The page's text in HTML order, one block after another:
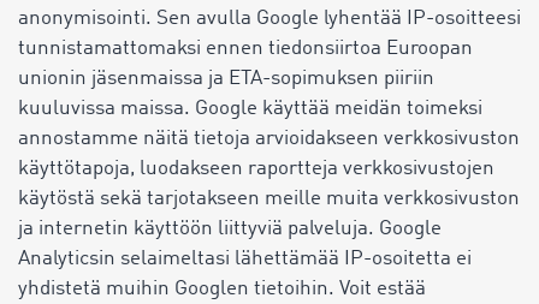
anonymisointi. Sen avulla Google lyhentää IP-osoitteesi
tunnistamattomaksi ennen tiedonsiirtoa Euroopan
unionin jäsenmaissa ja ETA-sopimuksen piiriin
kuuluvissa maissa. Google käyttää meidän toimeksi
annostamme näitä tietoja arvioidakseen verkkosivuston
käyttötapoja, luodakseen raportteja verkkosivustojen
käytöstä sekä tarjotakseen meille muita verkkosivuston
ja internetin käyttöön liittyviä palveluja. Google
Analyticsin selaimeltasi lähettämää IP-osoitetta ei
yhdistetä muihin Googlen tietoihin. Voit estää